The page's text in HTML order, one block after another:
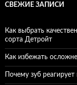
СВЕЖИЕ ЗАПИСИ
Как выбрать
сорта Детройт
Как избежать
Почему зуб